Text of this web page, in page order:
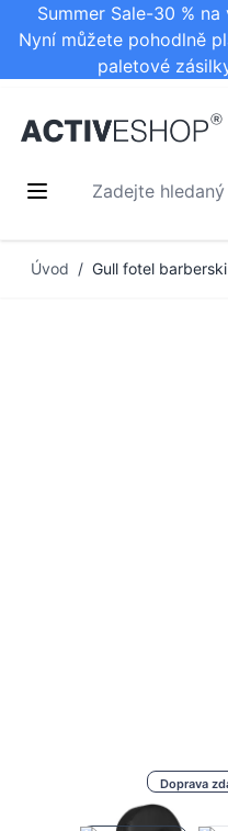
Summer Sale-30 %
Nyní můžete pohodlně
paletové
Zadejte hledaný
Úvod / Gull fotel
Doprava